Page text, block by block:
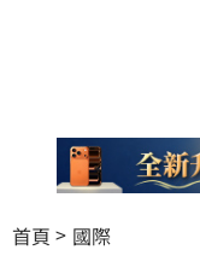
首頁 國際